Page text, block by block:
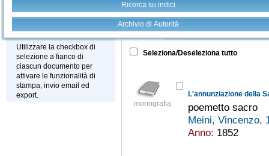
Ricerca su indici
Archivio di Autorità
Stampa - Email - Export
Utilizzare la checkbox di
selezione a fianco di
ciascun documento per
attivare le funzionalità di
stampa, invio email ed
export.
Tutto +
Seleziona/Deseleziona tutto
monografia
poemetto sacro
Meini, Vincenzo,
Anno: 1852